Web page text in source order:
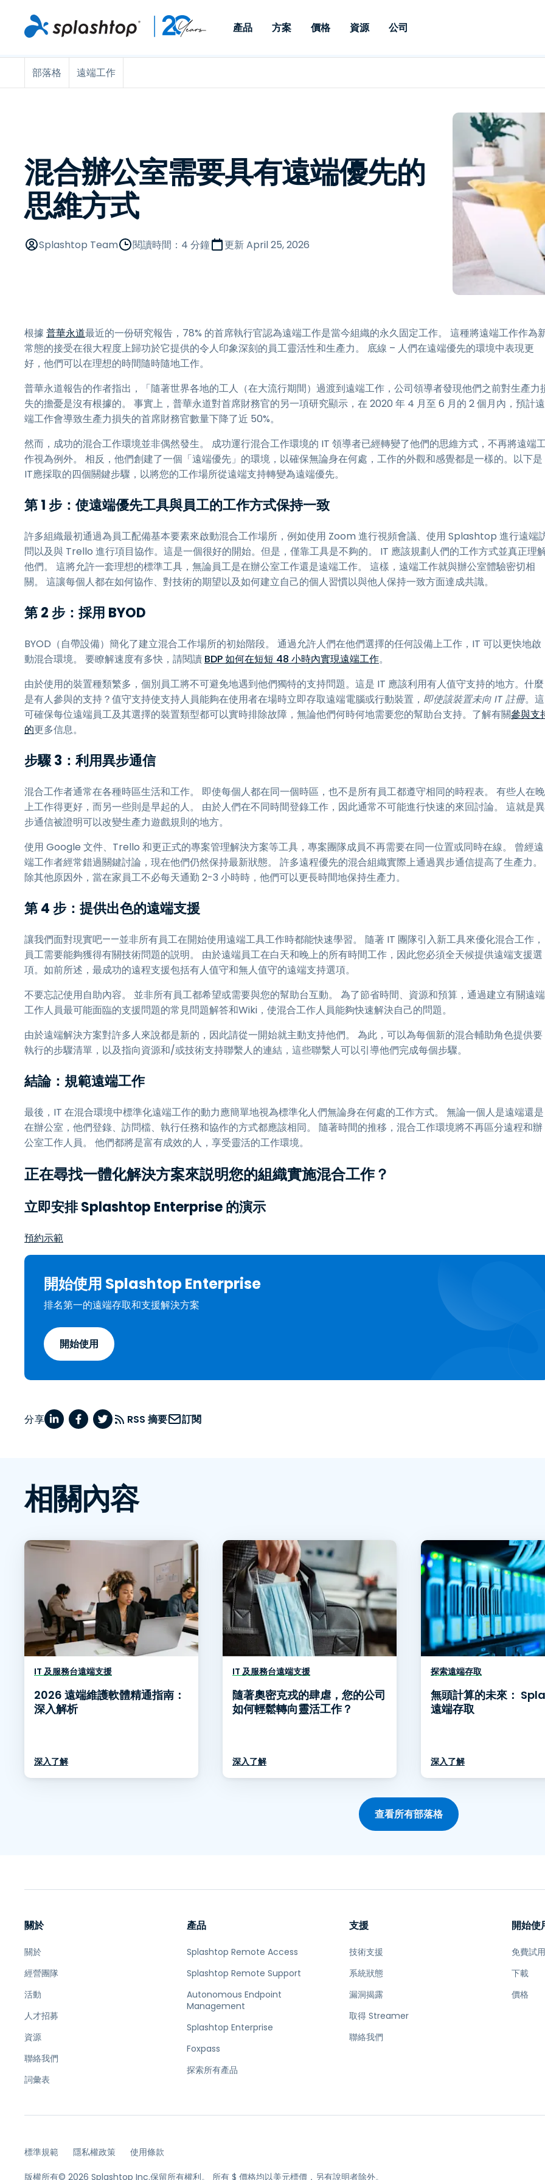
產品
Remote Access
監控、管理和保護裝置。
管理功能。提
選項。
方案
MSPs
OEM
風險與合規
RDP/VPN 替代產品
透過 RDP /SSH/VNC 進行遠
端點安全
媒體與娛
衛生保健
零售
政府與公
建築與設
金融與會
價格 資源
遠端學習
資料表
示範影片
媒體與娛
MSP
零售業
科技
查看所有
公司
聯絡我們
客戶
部落格 遠端工作
混合辦公室需要具有遠端優先的
思維方式
Splashtop Team 閱讀時間：4 分鐘 更新April 25, 2026
根據 普華永道最近的一份研究報告，78% 的首席執行官認為遠端工作是當今組織的永久固定工作。 這種將遠端工作作為
常態的接受在很大程度上歸功於它提供的令人印象深刻的員工靈活性和生產力。 底線 – 人們在遠端優先的環境中表現更
好，他們可以在理想的時間隨時隨地工作。
普華永道報告的作者指出，「隨著世界各地的工人（在大流行期間）過渡到遠端工作，公司領導者發現他們之前對生產力
失的擔憂是沒有根據的。 事實上，普華永道對首席財務官的另一項研究顯示，在 2020 年 4 月至 6 月的 2 個月內，預計遠
端工作會導致生產力損失的首席財務官數量下降了近 50%。
然而，成功的混合工作環境並非偶然發生。 成功運行混合工作環境的 IT 領導者已經轉變了他們的思維方式，不再將遠端
作視為例外。 相反，他們創建了一個「遠端優先」的環境，以確保無論身在何處，工作的外觀和感覺都是一樣的。以下是
IT應採取的四個關鍵步驟，以將您的工作場所從遠端支持轉變為遠端優先。
第 1 步：使遠端優先工具與員工的工作方式保持一致
許多組織最初通過為員工配備基本要素來啟動混合工作場所，例如使用 Zoom 進行視頻會議、使用 Splashtop 進行遠端
問以及與 Trello 進行項目協作。這是一個很好的開始。但是，僅靠工具是不夠的。 IT 應該規劃人們的工作方式並真正理
他們。 這將允許一套理想的標準工具，無論員工是在辦公室工作還是遠端工作。 這樣，遠端工作就與辦公室體驗密切相
關。 這讓每個人都在如何協作、對技術的期望以及如何建立自己的個人習慣以與他人保持一致方面達成共識。
第 2 步：採用 BYOD
BYOD（自帶設備）簡化了建立混合工作場所的初始階段。 通過允許人們在他們選擇的任何設備上工作，IT 可以更快地啟
動混合環境。 要瞭解速度有多快，請閱讀 BDP 如何在短短 48 小時內實現遠端工作。
由於使用的裝置種類繁多，個別員工將不可避免地遇到他們獨特的支持問題。這是 IT 應該利用有人值守支持的地方。什麼
是有人參與的支持？值守支持使支持人員能夠在使用者在場時立即存取遠端電腦或行動裝置， 即使該裝置未向 IT 註冊。這
可確保每位遠端員工及其選擇的裝置類型都可以實時排除故障，無論他們何時何地需要您的幫助台支持。了解有關參與支
的更多信息。
步驟 3：利用異步通信
混合工作者通常在各種時區生活和工作。 即使每個人都在同一個時區，也不是所有員工都遵守相同的時程表。 有些人在晚
上工作得更好，而另一些則是早起的人。 由於人們在不同時間登錄工作，因此通常不可能進行快速的來回討論。 這就是異
步通信被證明可以改變生產力遊戲規則的地方。
使用 Google 文件、Trello 和更正式的專案管理解決方案等工具，專案團隊成員不再需要在同一位置或同時在線。 曾經遠
端工作者經常錯過關鍵討論，現在他們仍然保持最新狀態。 許多遠程優先的混合組織實際上通過異步通信提高了生產力。
除其他原因外，當在家員工不必每天通勤 2-3 小時時，他們可以更長時間地保持生產力。
第 4 步：提供出色的遠端支援
讓我們面對現實吧——並非所有員工在開始使用遠端工具工作時都能快速學習。 隨著 IT 團隊引入新工具來優化混合工作，
員工需要能夠獲得有關技術問題的説明。 由於遠端員工在白天和晚上的所有時間工作，因此您必須全天候提供遠端支援選
項。如前所述，最成功的遠程支援包括有人值守和無人值守的遠端支持選項。
不要忘記使用自助內容。 並非所有員工都希望或需要與您的幫助台互動。 為了節省時間、資源和預算，通過建立有關遠端
工作人員最可能面臨的支援問題的常見問題解答和Wiki，使混合工作人員能夠快速解決自己的問題。
由於遠端解決方案對許多人來說都是新的，因此請從一開始就主動支持他們。 為此，可以為每個新的混合輔助角色提供要
執行的步驟清單，以及指向資源和/或技術支持聯繫人的連結，這些聯繫人可以引導他們完成每個步驟。
結論：規範遠端工作
最後，IT 在混合環境中標準化遠端工作的動力應簡單地視為標準化人們無論身在何處的工作方式。 無論一個人是遠端還是
在辦公室，他們登錄、訪問檔、執行任務和協作的方式都應該相同。 隨著時間的推移，混合工作環境將不再區分遠程和辦
公室工作人員。 他們都將是富有成效的人，享受靈活的工作環境。
正在尋找一體化解決方案來説明您的組織實施混合工作？
立即安排 Splashtop Enterprise 的演示
預約示範
開始使用 Splashtop Enterprise
排名第一的遠端存取和支援解決方案
開始使用
分享 RSS 摘要 訂閱
相關內容
IT 及服務台遠端支援
2026 遠端維護軟體精通指南：
深入解析
深入了解
IT 及服務台遠端支援
隨著奧密克戎的肆虐，您的公司
如何輕鬆轉向靈活工作？
深入了解
探索遠端存取
無頭計算的未來：
遠端存取
深入了解
查看所有部落格
關於
關於
經營團隊
活動
人才招募
資源
聯絡我們
詞彙表
產品
Splashtop Remote Access
Splashtop Remote Support
Autonomous Endpoint
Management
Splashtop Enterprise
Foxpass
探索所有產品
支援
技術支援
系統狀態
漏洞揭露
取得 Streamer
聯絡我們
開始使
免費試
下載
價格
標準規範 隱私權政策 使用條款
版權所有© 2026 Splashtop Inc.保留所有權利。 所有 $ 價格均以美元標價，另有說明者除外。